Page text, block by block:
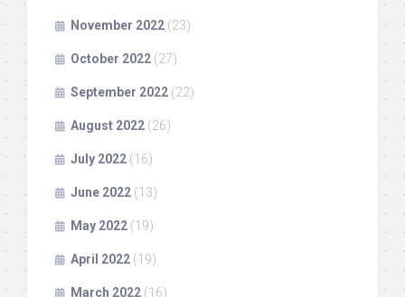
November 2022 (23)
October 2022 (27)
September 2022 (22)
August 2022 (26)
July 2022 (16)
June 2022 (13)
May 2022 (19)
April 2022 (19)
March 2022 (16)